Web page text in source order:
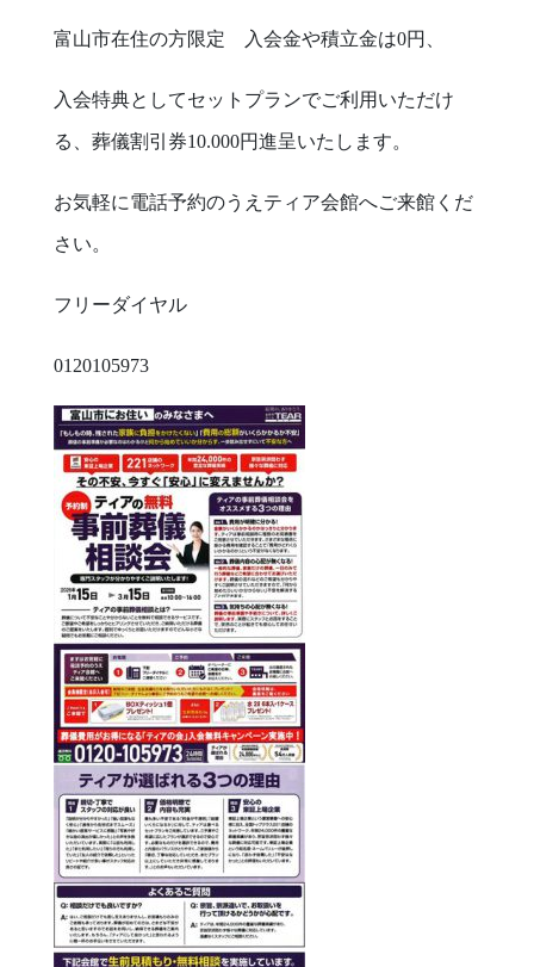
富山市在住の方限定 入会金や積立金は0円、
入会特典としてセットプランでご利用いただけ
る、葬儀割引券10.000円進呈いたします。
お気軽に電話予約のうえティア会館へご来館くだ
さい。
フリーダイヤル
0120105973